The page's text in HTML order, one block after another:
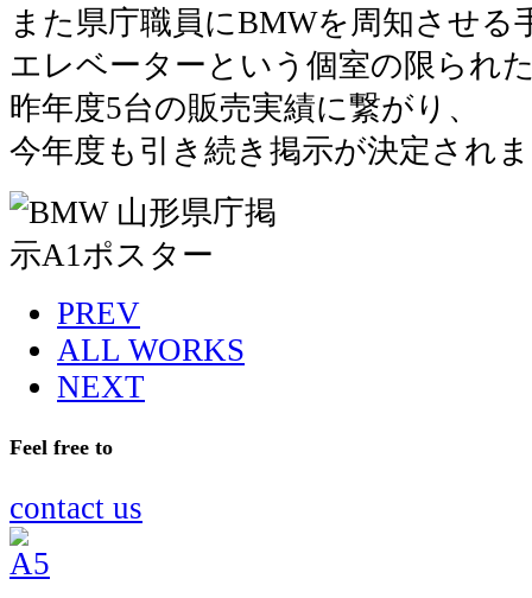
また県庁職員にBMWを周知させる
エレベーターという個室の限られ
昨年度5台の販売実績に繋がり、
今年度も引き続き掲示が決定され
PREV
ALL WORKS
NEXT
Feel free to
contact us